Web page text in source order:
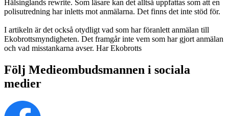
Hälsinglands rewrite. Som läsare kan det alltså uppfattas som att en
polisutredning har inletts mot anmälarna. Det finns det inte stöd för.
I artikeln är det också otydligt vad som har föranlett anmälan till
Ekobrotts­myn­digheten. Det framgår inte vem som har gjort anmälan
och vad misstankarna av­ser. Har Ekobrotts
Följ Medieombudsmannen i sociala
medier